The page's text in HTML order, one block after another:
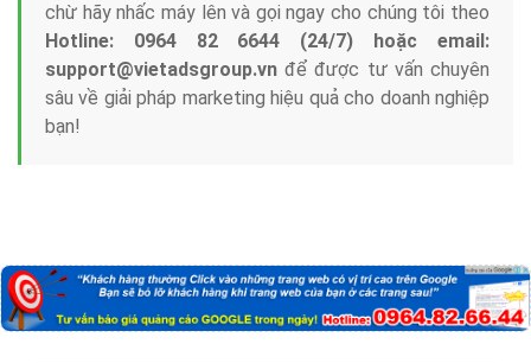
chừ hãy nhấc máy lên và gọi ngay cho chúng tôi theo
Hotline: 0964 82 6644 (24/7) hoặc email:
support@vietadsgroup.vn để được tư vấn chuyên
sâu về giải pháp marketing hiệu quả cho doanh nghiệp
bạn!